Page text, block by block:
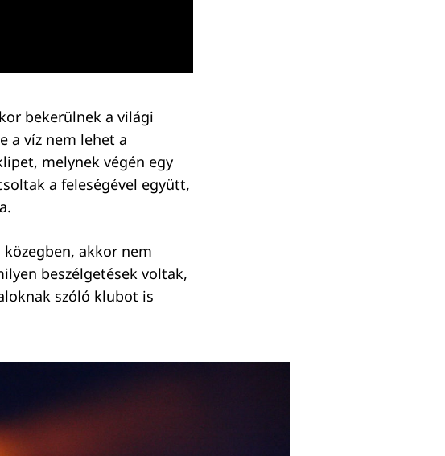
bekerülnek a világi
a víz nem lehet a
melynek végén egy
a feleségével együtt,
akkor nem
beszélgetések voltak,
szóló klubot is